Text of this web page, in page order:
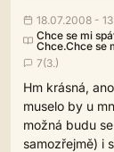
18.07.2008 -
Chce se mi
Chce.Chce se
7(3.)
Hm krásná,
muselo by u
možná budu
samozřejmě) i